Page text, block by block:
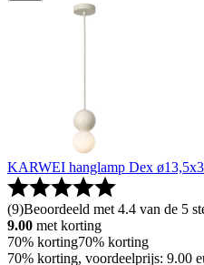
KARWEI hanglamp Dex
(9)Beoordeeld met 4.4 van de 5
9.00 met korting
70% korting70% korting
70% korting, voordeelprijs: 9.00